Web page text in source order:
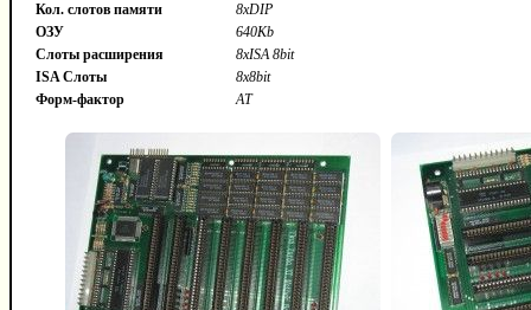
Кол. слотов памяти
8xDIP
ОЗУ
640Kb
Слоты расширения
8xISA 8bit
ISA Слоты
8x8bit
Форм-фактор
AT